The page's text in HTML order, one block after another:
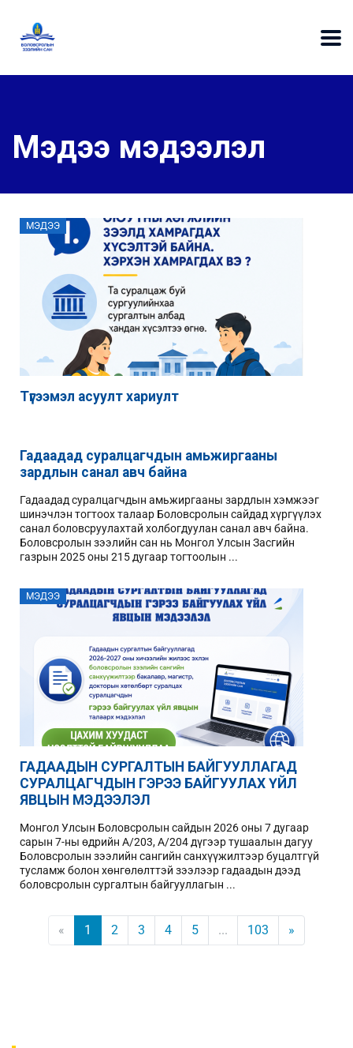
Мэдээ мэдээлэл
МЭДЭЭ
Түгээмэл асуулт хариулт
Гадаадад суралцагчдын амьжиргааны
зардлын санал авч байна
Гадаадад суралцагчдын амьжиргааны зардлын хэмжээг
шинэчлэн тогтоох талаар Боловсролын сайдад хүргүүлэх
санал боловсруулахтай холбогдуулан санал авч байна.
Боловсролын зээлийн сан нь Монгол Улсын Засгийн
газрын 2025 оны 215 дугаар тогтоолын ...
МЭДЭЭ
ГАДААДЫН СУРГАЛТЫН БАЙГУУЛЛАГАД
СУРАЛЦАГЧДЫН ГЭРЭЭ БАЙГУУЛАХ ҮЙЛ
ЯВЦЫН МЭДЭЭЛЭЛ
Монгол Улсын Боловсролын сайдын 2026 оны 7 дугаар
сарын 7-ны өдрийн А/203, А/204 дүгээр тушаалын дагуу
Боловсролын зээлийн сангийн санхүүжилтээр буцалтгүй
тусламж болон хөнгөлөлттэй зээлээр гадаадын дээд
боловсролын сургалтын байгууллагын ...
« 1 2 3 4 5 ... 103 »